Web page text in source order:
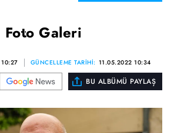
Galeri
GÜNCELLEME TARİHİ: 11.05.2022 10:34
BU ALBÜMÜ PAYLAŞ